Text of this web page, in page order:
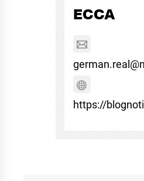
ECCA
https://